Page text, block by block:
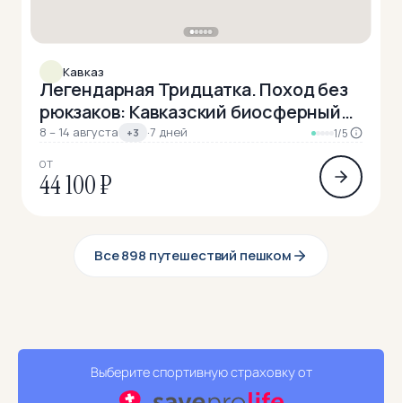
Кавказ
Легендарная Тридцатка. Поход без
рюкзаков: Кавказский биосферный
заповедник
8 – 14 августа +3 ·7 дней 1/5
ОТ
44 100 ₽
Все 898 путешествий пешком